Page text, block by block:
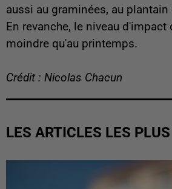
aussi au graminées, au plantain
En revanche, le niveau
moindre qu'au printemps.
Crédit : Nicolas Chacun
LES ARTICLES LES